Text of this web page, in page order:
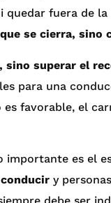
fuera de la
se cierra, sino
sino superar el
para una
favorable, el
importante es el
y